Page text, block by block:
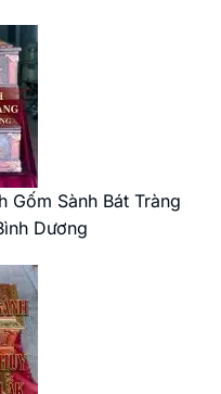
Gốm Sành Bát Tràng
Dương